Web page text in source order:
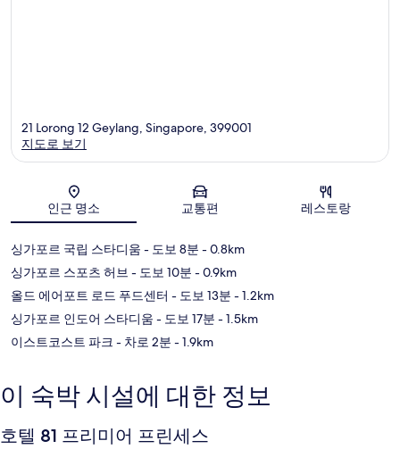
지도
21 Lorong 12 Geylang, Singapore, 399001
지도로 보기
인근 명소 교통편 레스토랑
싱가포르 국립 스타디움 - 도보 8분 - 0.8km
싱가포르 스포츠 허브 - 도보 10분 - 0.9km
올드 에어포트 로드 푸드센터 - 도보 13분 - 1.2km
싱가포르 인도어 스타디움 - 도보 17분 - 1.5km
이스트코스트 파크 - 차로 2분 - 1.9km
이 숙박 시설에 대한 정보
호텔 81 프리미어 프린세스